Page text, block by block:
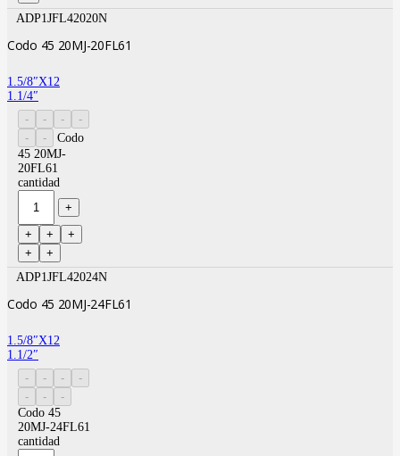
ADP1JFL42020N
Codo 45 20MJ-20FL61
1.5/8″X12
1.1/4″
Codo
45 20MJ-
20FL61
cantidad
ADP1JFL42024N
Codo 45 20MJ-24FL61
1.5/8″X12
1.1/2″
Codo 45
20MJ-24FL61
cantidad